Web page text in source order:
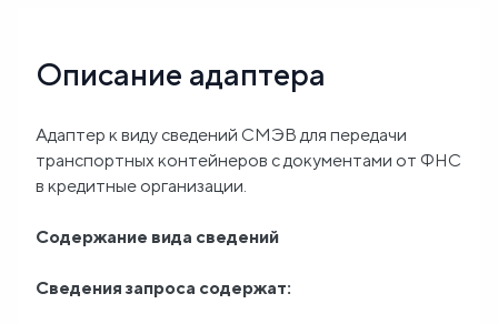
Описание адаптера
Адаптер к виду сведений СМЭВ для передачи
транспортных контейнеров с документами от ФНС
в кредитные организации.
Содержание вида сведений
Сведения запроса содержат: